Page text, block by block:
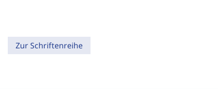
Zur Schriftenreihe